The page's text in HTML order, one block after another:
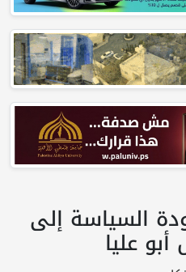
السياسة إلى
عليا